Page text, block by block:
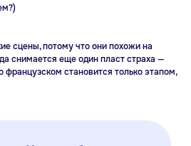
сцены, потому что они похожи на
снимается еще один пласт страха —
французском становится только этапом,